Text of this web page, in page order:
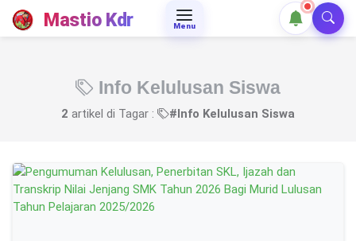
Mastio Kdr Menu
Info Kelulusan Siswa
2 artikel di Tagar : #Info Kelulusan Siswa